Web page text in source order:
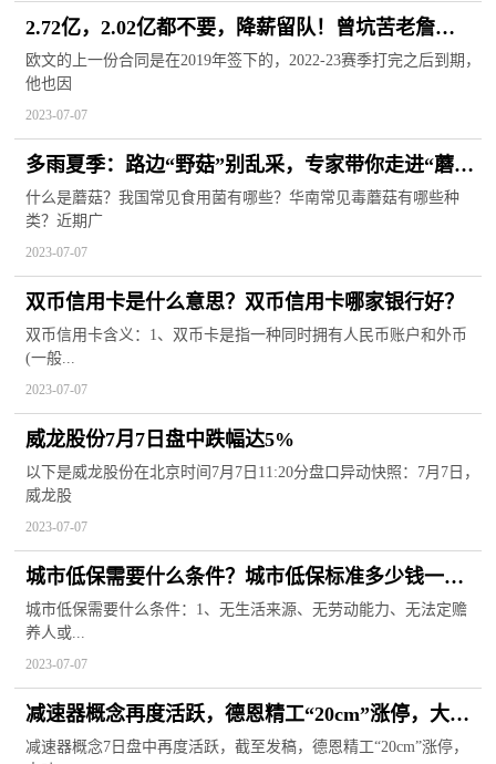
2.72亿，2.02亿都不要，降薪留队！曾坑苦老詹
KD，要辅佐“LBJ接班人”冲冠
欧文的上一份合同是在2019年签下的，2022-23赛季打完之后到期，
他也因
2023-07-07
多雨夏季：路边“野菇”别乱采，专家带你走进“蘑菇
圈”
什么是蘑菇？我国常见食用菌有哪些？华南常见毒蘑菇有哪些种
类？近期广
2023-07-07
双币信用卡是什么意思？双币信用卡哪家银行好？
双币信用卡含义：1、双币卡是指一种同时拥有人民币账户和外币
(一般...
2023-07-07
威龙股份7月7日盘中跌幅达5%
以下是威龙股份在北京时间7月7日11:20分盘口异动快照：7月7日，
威龙股
2023-07-07
城市低保需要什么条件？城市低保标准多少钱一个
月2023年？
城市低保需要什么条件：1、无生活来源、无劳动能力、无法定赡
养人或...
2023-07-07
减速器概念再度活跃，德恩精工“20cm”涨停，大叶
股份等走高
减速器概念7日盘中再度活跃，截至发稿，德恩精工“20cm”涨停，